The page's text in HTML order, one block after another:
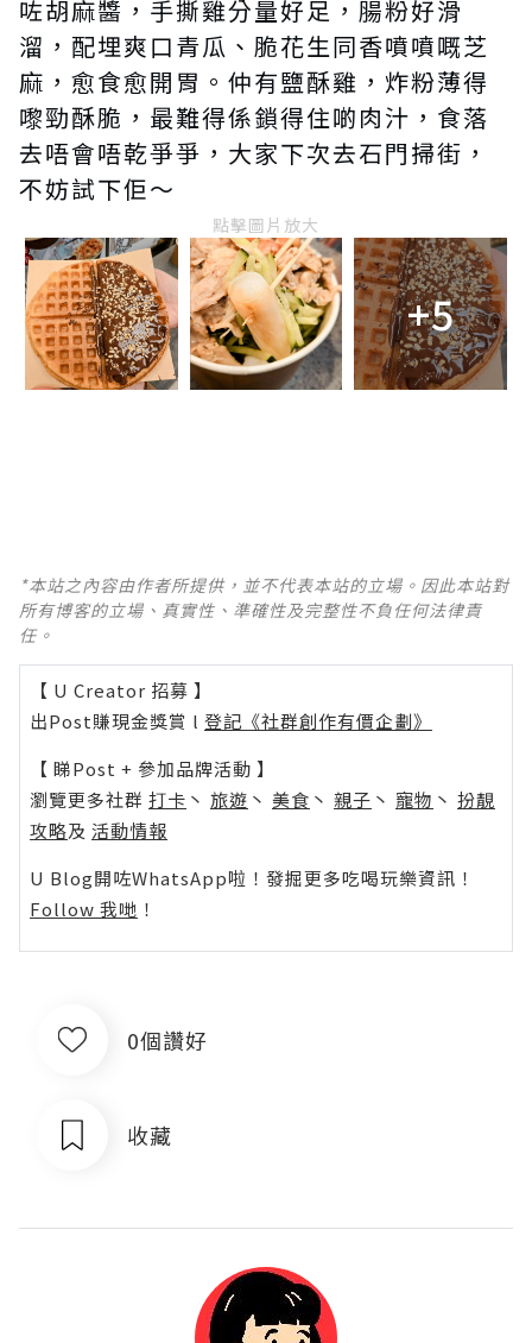
咗胡麻醬，手撕雞分量好足，腸粉好滑
溜，配埋爽口青瓜、脆花生同香噴噴嘅芝
麻，愈食愈開胃。仲有鹽酥雞，炸粉薄得
嚟勁酥脆，最難得係鎖得住啲肉汁，食落
去唔會唔乾爭爭，大家下次去石門掃街，
不妨試下佢～
點擊圖片放大
+5
*本站之內容由作者所提供，並不代表本站的立場。因此本站對
所有博客的立場、真實性、準確性及完整性不負任何法律責
任。
【 U Creator 招募 】
出Post賺現金獎賞 l 登記《社群創作有價企劃》
【 睇Post + 參加品牌活動 】
瀏覽更多社群 打卡 丶 旅遊 丶 美食 丶 親子 丶 寵物 丶 扮靚
攻略及 活動情報
U Blog開咗WhatsApp啦！發掘更多吃喝玩樂資訊！
Follow 我哋 ！
0個讚好
收藏